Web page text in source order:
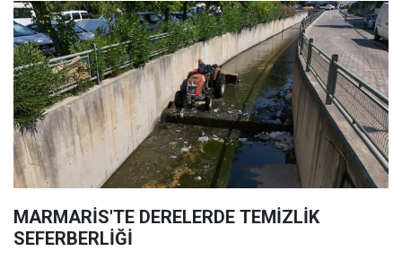
MARMARİS'TE DERELERDE TEMİZLİK
SEFERBERLİĞİ